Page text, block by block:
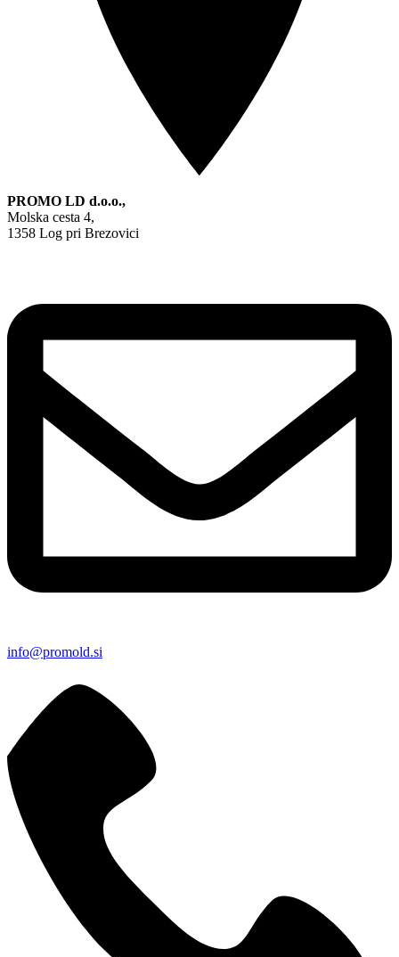
PROMO LD d.o.o.,
Molska cesta 4,
1358 Log pri Brezovici
info@promold.si